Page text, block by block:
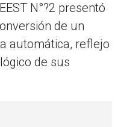
N°?2 presentó
de un
automática, reflejo
de sus